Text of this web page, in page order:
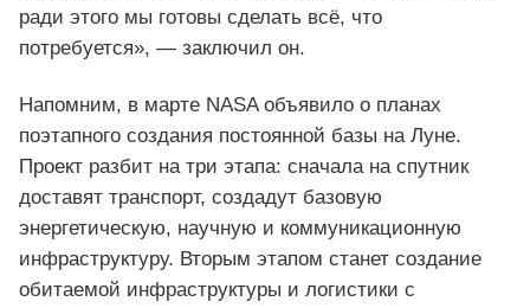
ради этого мы готовы сделать всё, что
потребуется», — заключил он.
Напомним, в марте NASA объявило о планах
поэтапного создания постоянной базы на Луне.
Проект разбит на три этапа: сначала на спутник
доставят транспорт, создадут базовую
энергетическую, научную и коммуникационную
инфраструктуру. Вторым этапом станет создание
обитаемой инфраструктуры и логистики с